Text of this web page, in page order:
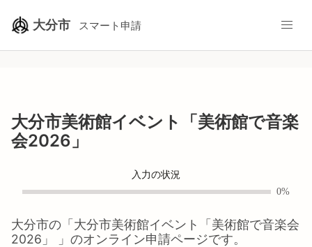
大分市 スマート申請
大分市美術館イベント「美術館で音楽
会2026」
入力の状況
0%
大分市の「 大分市美術館イベント「美術館で音楽会
2026」
」のオンライン申請ページです。